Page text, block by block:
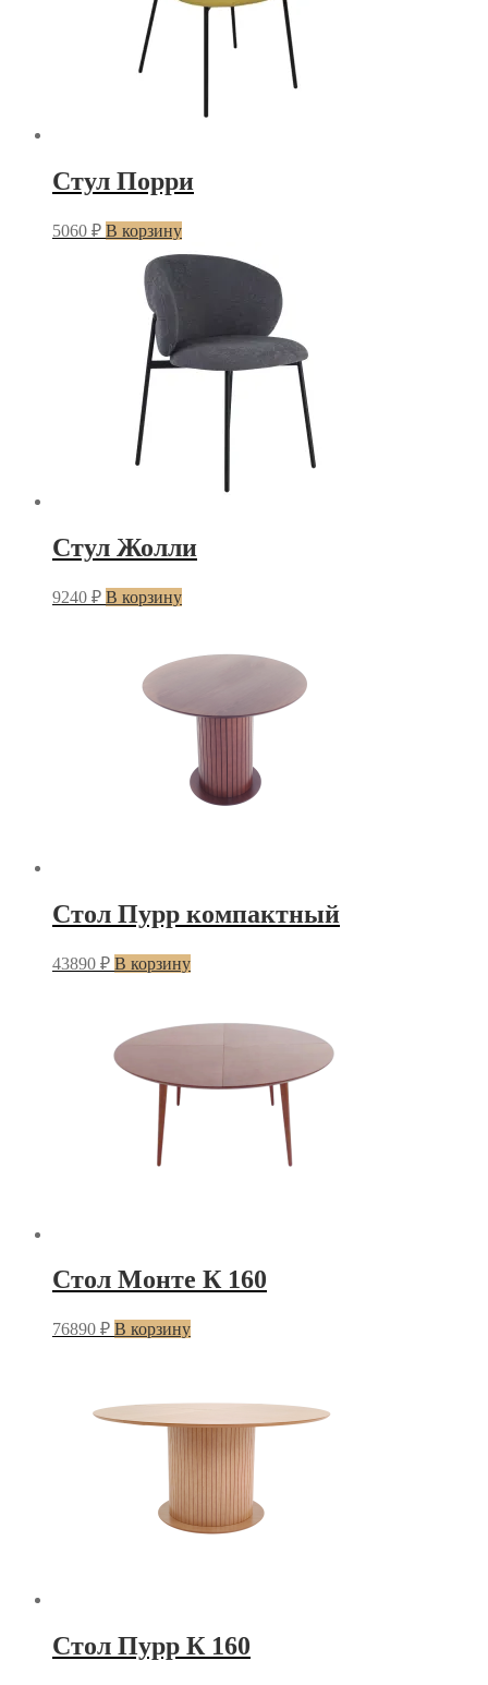
Стул Порри
5060 ₽ В корзину
Стул Жолли
9240 ₽ В корзину
Стол Пурр компактный
43890 ₽ В корзину
Стол Монте К 160
76890 ₽ В корзину
Стол Пурр К 160